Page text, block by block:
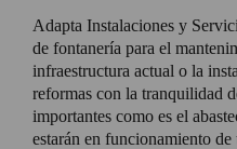
Adapta Instalaciones y
de fontanería para el
infraestructura actual o la
reformas con la tranquilidad
importantes como es el
estarán en funcionamiento